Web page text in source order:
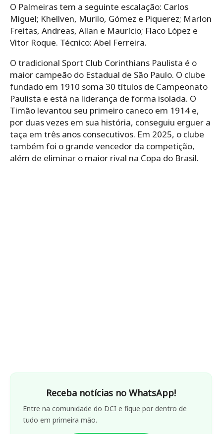
O Palmeiras tem a seguinte escalação: Carlos
Miguel; Khellven, Murilo, Gómez e Piquerez; Marlon
Freitas, Andreas, Allan e Maurício; Flaco López e
Vitor Roque. Técnico: Abel Ferreira.
O tradicional Sport Club Corinthians Paulista é o
maior campeão do Estadual de São Paulo. O clube
fundado em 1910 soma 30 títulos de Campeonato
Paulista e está na liderança de forma isolada. O
Timão levantou seu primeiro caneco em 1914 e,
por duas vezes em sua história, conseguiu erguer a
taça em três anos consecutivos. Em 2025, o clube
também foi o grande vencedor da competição,
além de eliminar o maior rival na Copa do Brasil.
Receba notícias no WhatsApp!
Entre na comunidade do DCI e fique por dentro de
tudo em primeira mão.